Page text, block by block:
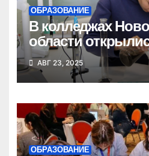
ОБРАЗОВАНИЕ
В колледжах
области
новых
АВГ 23, 2025
ОБРАЗОВАНИЕ